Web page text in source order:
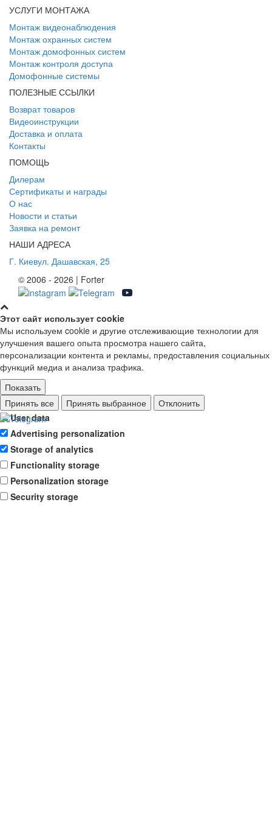
УСЛУГИ МОНТАЖА
Монтаж видеонаблюдения
Монтаж охранных систем
Монтаж домофонных систем
Монтаж контроля доступа
Домофонные системы
ПОЛЕЗНЫЕ ССЫЛКИ
Возврат товаров
Видеоинструкции
Доставка и оплата
Контакты
ПОМОЩЬ
Дилерам
Сертификаты и награды
О нас
Новости и статьи
Заявка на ремонт
НАШИ АДРЕСА
Г. Киевул. Дашавская, 25
© 2006 - 2026 | Forter
Этот сайт использует cookie
Мы используем cookie и другие отслеживающие технологии для
улучшения вашего опыта просмотра нашего сайта,
персонализации контента и рекламы, предоставления социальных
функций медиа и анализа трафика.
Показать
Ad storage
User data
Advertising personalization
Storage of analytics
Functionality storage
Personalization storage
Security storage
Принять все Принять выбранное Отклонить